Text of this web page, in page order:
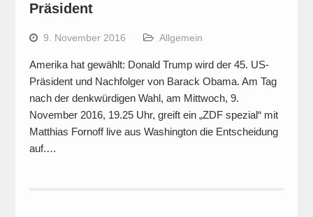
Präsident
9. November 2016 Allgemein
Amerika hat gewählt: Donald Trump wird der 45. US-
Präsident und Nachfolger von Barack Obama. Am Tag
nach der denkwürdigen Wahl, am Mittwoch, 9.
November 2016, 19.25 Uhr, greift ein „ZDF spezial“ mit
Matthias Fornoff live aus Washington die Entscheidung
auf.…